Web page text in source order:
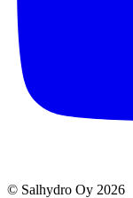
© Salhydro Oy 2026